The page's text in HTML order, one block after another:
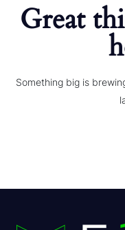
Great
Something big is